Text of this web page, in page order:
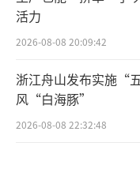
活力
2026-08-08 20:09:42
浙江舟山发布实施“
风“白海豚”
2026-08-08 22:32:48